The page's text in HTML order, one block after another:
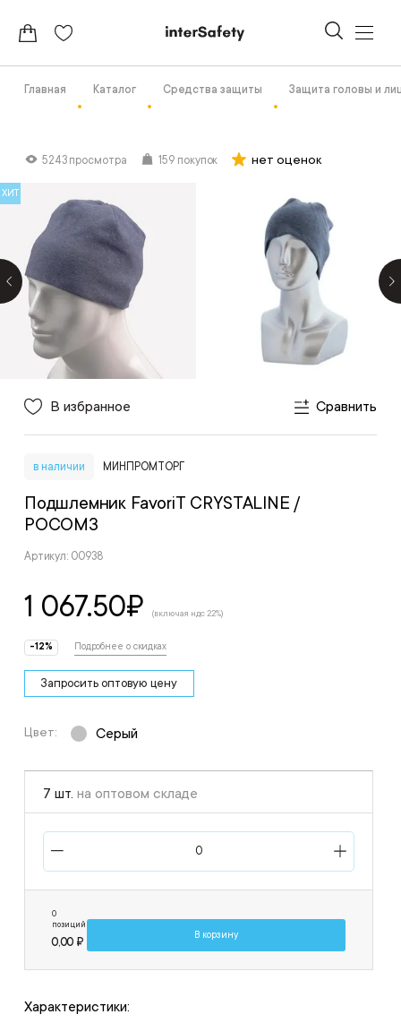
Главная Каталог Средства защиты Защита головы и
5243 просмотра 159 покупок нет оценок
ХИТ
В избранное Сравнить
в наличии МИНПРОМТОРГ
Подшлемник FavoriT CRYSTALINE /
РОСОМЗ
Артикул: 00938
1 067.50₽ (включая ндс 22%)
-12% Подробнее о скидках
Запросить оптовую цену
Цвет: Серый
7 шт. на оптовом складе
0
позиций
0,00 ₽
В корзину
Характеристики: